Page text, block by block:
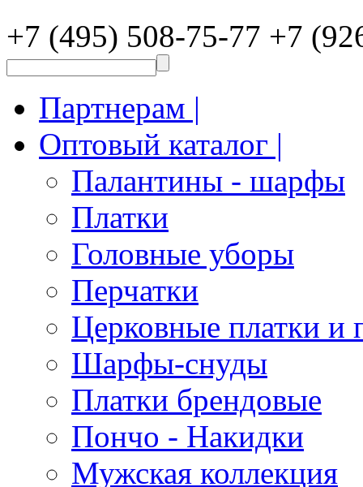
+7 (495) 508-75-77 +7
Партнерам |
Оптовый каталог |
Палантины - шарфы
Платки
Головные уборы
Перчатки
Церковные платки и
Шарфы-снуды
Платки брендовые
Пончо - Накидки
Мужская коллекция